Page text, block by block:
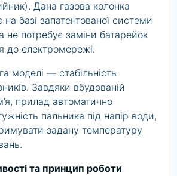
Дана газова колонка
базі запатентованої системи
не потребує заміни батарейок
до електромережі.
моделі — стабільність
Завдяки вбудованій
прилад автоматично
пальника під напір води,
задану температуру
та принцип роботи